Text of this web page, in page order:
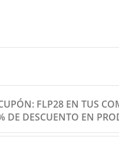
FLP28 EN TUS
DE DESCUENTO EN